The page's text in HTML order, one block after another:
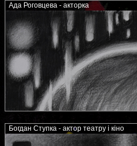
Ада Роговцева - акторка
Богдан Ступка - актор театру і кіно